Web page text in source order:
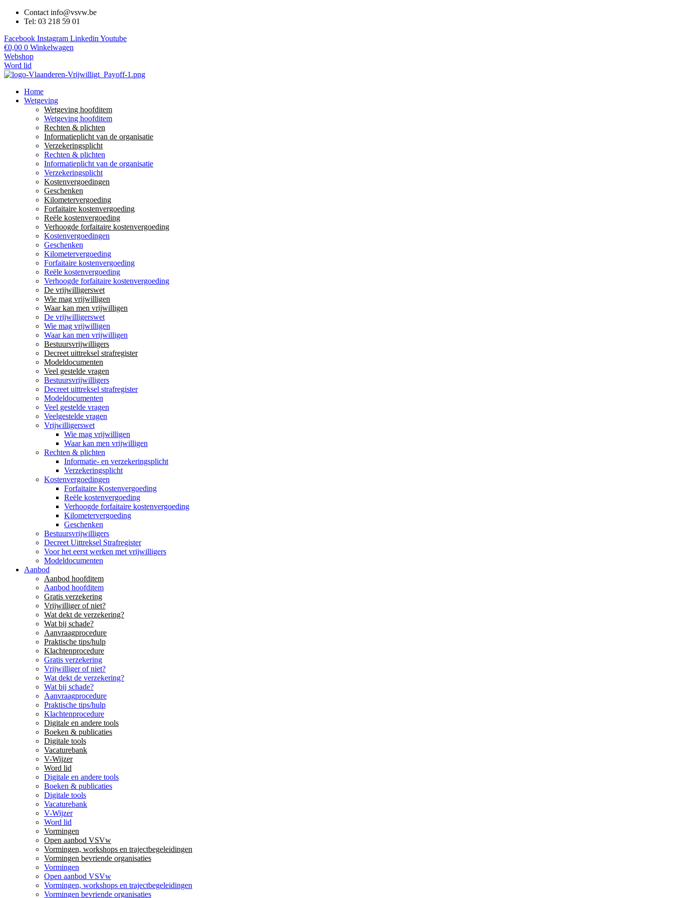
Contact info@vsvw.be
Tel: 03 218 59 01
Facebook Instagram Linkedin Youtube
€0,00 0 Winkelwagen
Webshop
Word lid
Home
Wetgeving
Wetgeving hoofditem
Wetgeving hoofditem
Rechten & plichten
Informatieplicht van de organisatie
Verzekeringsplicht
Rechten & plichten
Informatieplicht van de organisatie
Verzekeringsplicht
Kostenvergoedingen
Geschenken
Kilometervergoeding
Forfaitaire kostenvergoeding
Reële kostenvergoeding
Verhoogde forfaitaire kostenvergoeding
Kostenvergoedingen
Geschenken
Kilometervergoeding
Forfaitaire kostenvergoeding
Reële kostenvergoeding
Verhoogde forfaitaire kostenvergoeding
De vrijwilligerswet
Wie mag vrijwilligen
Waar kan men vrijwilligen
De vrijwilligerswet
Wie mag vrijwilligen
Waar kan men vrijwilligen
Bestuursvrijwilligers
Decreet uittreksel strafregister
Modeldocumenten
Veel gestelde vragen
Bestuursvrijwilligers
Decreet uittreksel strafregister
Modeldocumenten
Veel gestelde vragen
Veelgestelde vragen
Vrijwilligerswet
Wie mag vrijwilligen
Waar kan men vrijwilligen
Rechten & plichten
Informatie- en verzekeringsplicht
Verzekeringsplicht
Kostenvergoedingen
Forfaitaire Kostenvergoeding
Reële kostenvergoeding
Verhoogde forfaitaire kostenvergoeding
Kilometervergoeding
Geschenken
Bestuursvrijwilligers
Decreet Uittreksel Strafregister
Voor het eerst werken met vrijwilligers
Modeldocumenten
Aanbod
Aanbod hoofditem
Aanbod hoofditem
Gratis verzekering
Vrijwilliger of niet?
Wat dekt de verzekering?
Wat bij schade?
Aanvraagprocedure
Praktische tips/hulp
Klachtenprocedure
Gratis verzekering
Vrijwilliger of niet?
Wat dekt de verzekering?
Wat bij schade?
Aanvraagprocedure
Praktische tips/hulp
Klachtenprocedure
Digitale en andere tools
Boeken & publicaties
Digitale tools
Vacaturebank
V-Wijzer
Word lid
Digitale en andere tools
Boeken & publicaties
Digitale tools
Vacaturebank
V-Wijzer
Word lid
Vormingen
Open aanbod VSVw
Vormingen, workshops en trajectbegeleidingen
Vormingen bevriende organisaties
Vormingen
Open aanbod VSVw
Vormingen, workshops en trajectbegeleidingen
Vormingen bevriende organisaties